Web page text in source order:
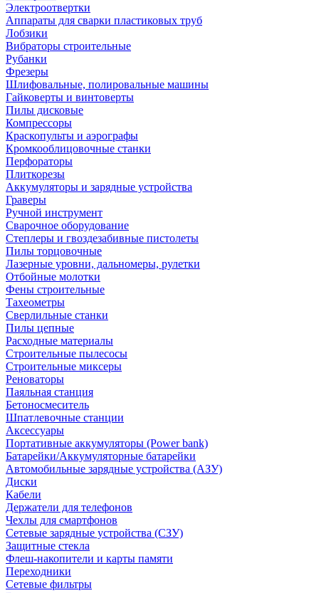
Электроотвертки
Аппараты для сварки пластиковых труб
Лобзики
Вибраторы строительные
Рубанки
Фрезеры
Шлифовальные, полировальные машины
Гайковерты и винтоверты
Пилы дисковые
Компрессоры
Краскопульты и аэрографы
Кромкооблицовочные станки
Перфораторы
Плиткорезы
Аккумуляторы и зарядные устройства
Граверы
Ручной инструмент
Сварочное оборудование
Степлеры и гвоздезабивные пистолеты
Пилы торцовочные
Лазерные уровни, дальномеры, рулетки
Отбойные молотки
Фены строительные
Тахеометры
Сверлильные станки
Пилы цепные
Расходные материалы
Строительные пылесосы
Строительные миксеры
Реноваторы
Паяльная станция
Бетоносмеситель
Шпатлевочные станции
Аксессуары
Портативные аккумуляторы (Power bank)
Батарейки/Аккумуляторные батарейки
Автомобильные зарядные устройства (АЗУ)
Диски
Кабели
Держатели для телефонов
Чехлы для смартфонов
Сетевые зарядные устройства (СЗУ)
Защитные стекла
Флеш-накопители и карты памяти
Переходники
Сетевые фильтры